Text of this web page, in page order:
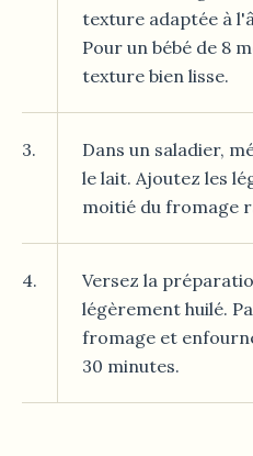
texture adaptée à
Pour un bébé de 8
texture bien lisse.
3.
Dans un saladier,
le lait. Ajoutez les
moitié du fromage
4.
Versez la
légèrement huilé.
fromage et
30 minutes.